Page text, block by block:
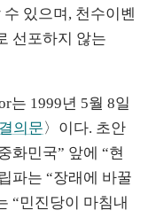
있으며, 천수이볜
선포하지 않는
는 1999년 5월 8일
의문 〉이다. 초안
화민국” 앞에 “현
파는 “장래에 바꿀
“민진당이 마침내